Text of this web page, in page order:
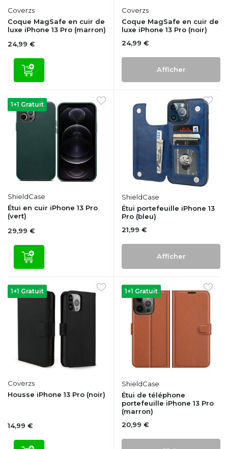
Coverzs
Coque MagSafe en cuir de
luxe iPhone 13 Pro (marron)
24,99 €
Coverzs
Coque MagSafe en cuir de
luxe iPhone 13 Pro (noir)
24,99 €
Afficher
1+1 Gratuit
ShieldCase
Étui en cuir iPhone 13 Pro
(vert)
29,99 €
ShieldCase
Étui portefeuille iPhone 13
Pro (bleu)
21,99 €
Afficher
1+1 Gratuit
Coverzs
Housse iPhone 13 Pro (noir)
14,99 €
1+1 Gratuit
ShieldCase
Étui de téléphone
portefeuille iPhone 13 Pro
(marron)
20,99 €